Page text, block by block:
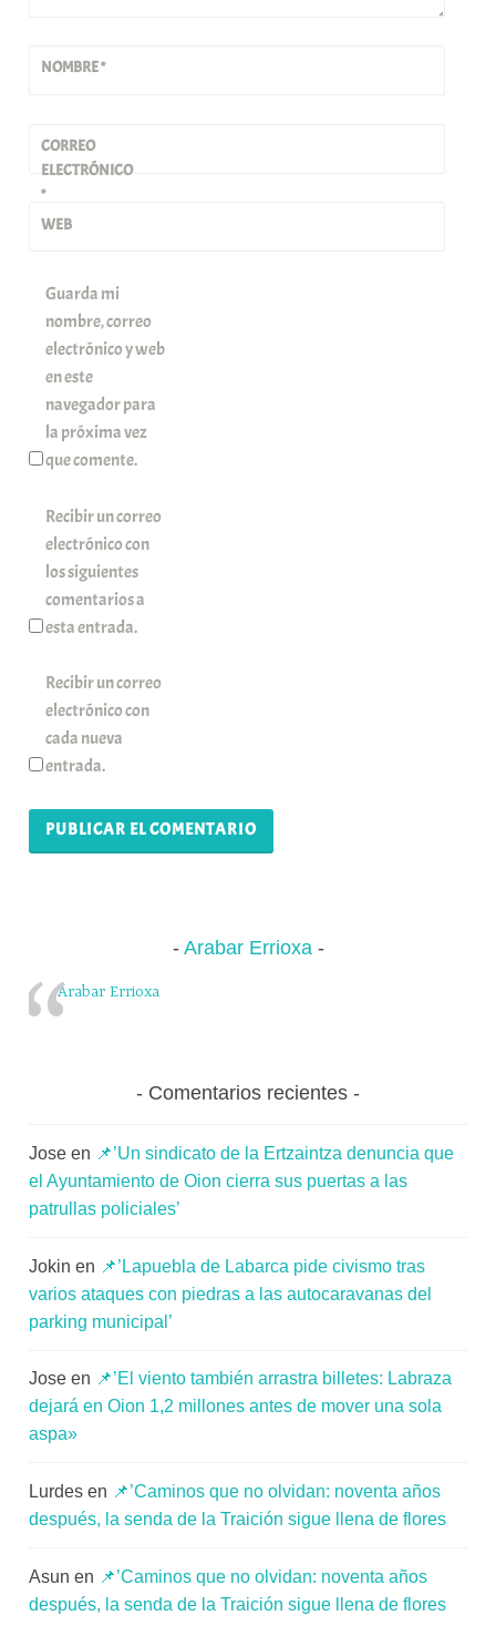
NOMBRE*
CORREO
ELECTRÓNICO
*
WEB
Guarda mi
nombre, correo
electrónico y web
en este
navegador para
la próxima vez
que comente.
Recibir un correo
electrónico con
los siguientes
comentarios a
esta entrada.
Recibir un correo
electrónico con
cada nueva
entrada.
Arabar Errioxa
Arabar Errioxa
Comentarios recientes
Jose en 📌’Un sindicato de la Ertzaintza denuncia que
el Ayuntamiento de Oion cierra sus puertas a las
patrullas policiales’
Jokin en 📌’Lapuebla de Labarca pide civismo tras
varios ataques con piedras a las autocaravanas del
parking municipal’
Jose en 📌’El viento también arrastra billetes: Labraza
dejará en Oion 1,2 millones antes de mover una sola
aspa»
Lurdes en 📌’Caminos que no olvidan: noventa años
después, la senda de la Traición sigue llena de flores
Asun en 📌’Caminos que no olvidan: noventa años
después, la senda de la Traición sigue llena de flores